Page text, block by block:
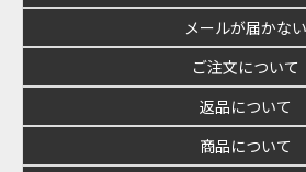
メールが届かない
ご注文について
返品について
商品について